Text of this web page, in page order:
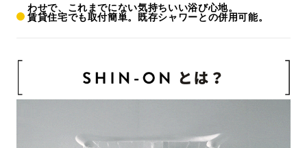
わせで、これまでにない気持ちいい浴び心地。
賃貸住宅でも取付簡単。既存シャワーとの併用可能。